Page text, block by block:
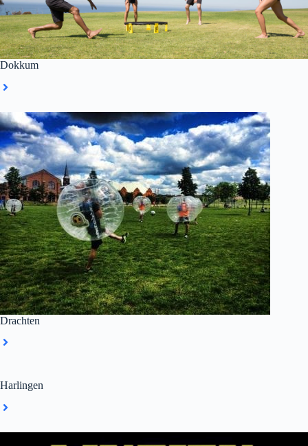
Dokkum
Drachten
Harlingen